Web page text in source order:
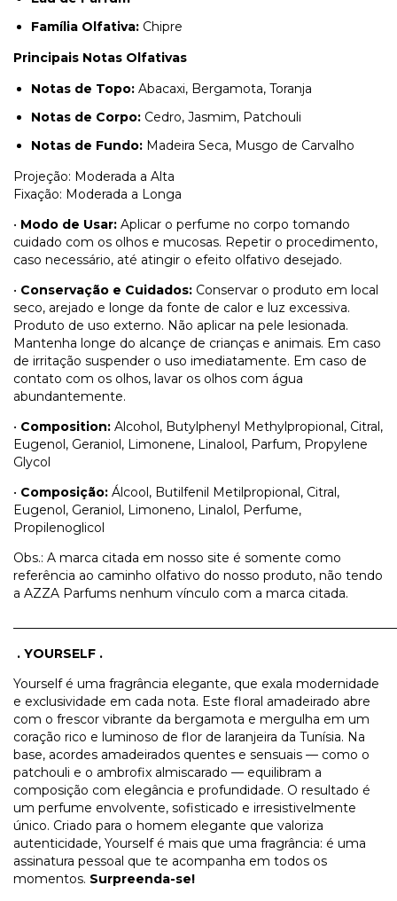
Família Olfativa: Chipre
Principais Notas Olfativas
Notas de Topo: Abacaxi, Bergamota, Toranja
Notas de Corpo: Cedro, Jasmim, Patchouli
Notas de Fundo: Madeira Seca, Musgo de Carvalho
Projeção: Moderada a Alta
Fixação: Moderada a Longa
• Modo de Usar: Aplicar o perfume no corpo tomando
cuidado com os olhos e mucosas. Repetir o procedimento,
caso necessário, até atingir o efeito olfativo desejado.
• Conservação e Cuidados: Conservar o produto em local
seco, arejado e longe da fonte de calor e luz excessiva.
Produto de uso externo. Não aplicar na pele lesionada.
Mantenha longe do alcançe de crianças e animais. Em caso
de irritação suspender o uso imediatamente. Em caso de
contato com os olhos, lavar os olhos com água
abundantemente.
• Composition: Alcohol, Butylphenyl Methylpropional, Citral,
Eugenol, Geraniol, Limonene, Linalool, Parfum, Propylene
Glycol
• Composição: Álcool, Butilfenil Metilpropional, Citral,
Eugenol, Geraniol, Limoneno, Linalol, Perfume,
Propilenoglicol
Obs.: A marca citada em nosso site é somente como
referência ao caminho olfativo do nosso produto, não tendo
a AZZA Parfums nenhum vínculo com a marca citada.
. YOURSELF .
Yourself é uma fragrância elegante, que exala modernidade
e exclusividade em cada nota. Este floral amadeirado abre
com o frescor vibrante da bergamota e mergulha em um
coração rico e luminoso de flor de laranjeira da Tunísia. Na
base, acordes amadeirados quentes e sensuais — como o
patchouli e o ambrofix almiscarado — equilibram a
composição com elegância e profundidade. O resultado é
um perfume envolvente, sofisticado e irresistivelmente
único. Criado para o homem elegante que valoriza
autenticidade, Yourself é mais que uma fragrância: é uma
assinatura pessoal que te acompanha em todos os
momentos. Surpreenda-se!